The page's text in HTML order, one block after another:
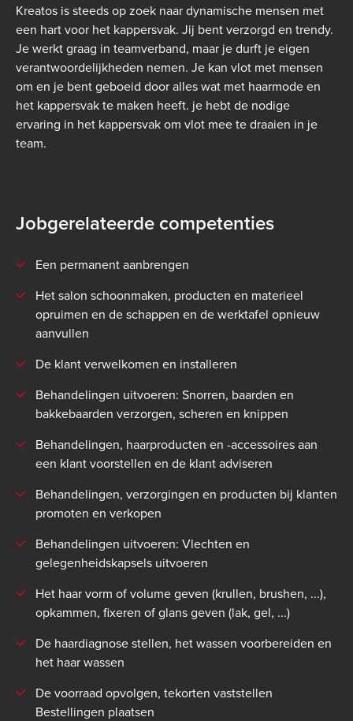
Kreatos is steeds op zoek naar dynamische mensen met
een hart voor het kappersvak. Jij bent verzorgd en trendy.
Je werkt graag in teamverband, maar je durft je eigen
verantwoordelijkheden nemen. Je kan vlot met mensen
om en je bent geboeid door alles wat met haarmode en
het kappersvak te maken heeft. je hebt de nodige
ervaring in het kappersvak om vlot mee te draaien in je
team.
Jobgerelateerde competenties
Een permanent aanbrengen
Het salon schoonmaken, producten en materieel
opruimen en de schappen en de werktafel opnieuw
aanvullen
De klant verwelkomen en installeren
Behandelingen uitvoeren: Snorren, baarden en
bakkebaarden verzorgen, scheren en knippen
Behandelingen, haarproducten en -accessoires aan
een klant voorstellen en de klant adviseren
Behandelingen, verzorgingen en producten bij klanten
promoten en verkopen
Behandelingen uitvoeren: Vlechten en
gelegenheidskapsels uitvoeren
Het haar vorm of volume geven (krullen, brushen, ...),
opkammen, fixeren of glans geven (lak, gel, ...)
De haardiagnose stellen, het wassen voorbereiden en
het haar wassen
De voorraad opvolgen, tekorten vaststellen
Bestellingen plaatsen